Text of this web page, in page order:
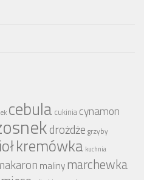
cebula cukinia cynamon
drożdże grzyby
kremówka kuchnia
malinymarchewka